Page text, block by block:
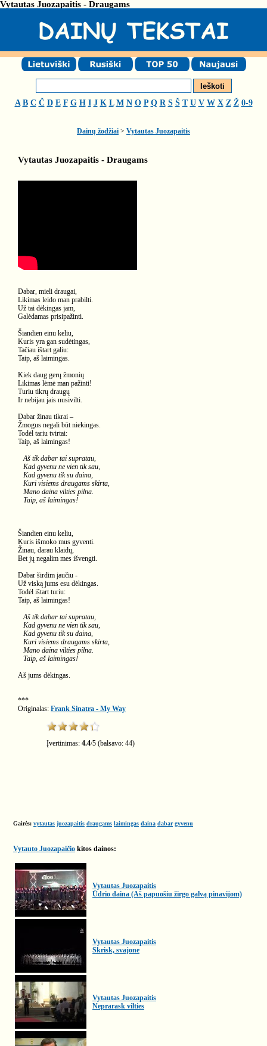
Vytautas Juozapaitis - Draugams
A B C Č D E F G H I J K L M N O P Q R S Š T U V W X Z Ž 0-9
Dainų žodžiai > Vytautas Juozapaitis
Vytautas Juozapaitis - Draugams
Dabar, mieli draugai,
Likimas leido man prabilti.
Už tai dėkingas jam,
Galėdamas prisipažinti.
Šiandien einu keliu,
Kuris yra gan sudėtingas,
Tačiau ištart galiu:
Taip, aš laimingas.
Kiek daug gerų žmonių
Likimas lėmė man pažinti!
Turiu tikrų draugų
Ir nebijau jais nusivilti.
Dabar žinau tikrai –
Žmogus negali būt niekingas.
Todėl tariu tvirtai:
Taip, aš laimingas!
Aš tik dabar tai supratau,
Kad gyvenu ne vien tik sau,
Kad gyvenu tik su daina,
Kuri visiems draugams skirta,
Mano daina vilties pilna.
Taip, aš laimingas!
Šiandien einu keliu,
Kuris išmoko mus gyventi.
Žinau, darau klaidų,
Bet jų negalim mes išvengti.
Dabar širdim jaučiu -
Už viską jums esu dėkingas.
Todėl ištart turiu:
Taip, aš laimingas!
Aš tik dabar tai supratau,
Kad gyvenu ne vien tik sau,
Kad gyvenu tik su daina,
Kuri visiems draugams skirta,
Mano daina vilties pilna.
Taip, aš laimingas!
Aš jums dėkingas.
***
Originalas: Frank Sinatra - My Way
Įvertinimas: 4.4/5 (balsavo: 44)
Gairės: vytautas juozapaitis draugams laimingas daina dabar gyvenu
Vytauto Juozapaičio kitos dainos:
Vytautas Juozapaitis
Ūdrio daina (Aš papuošiu žirgo galvą pinavijom)
Vytautas Juozapaitis
Skrisk, svajone
Vytautas Juozapaitis
Neprarask vilties